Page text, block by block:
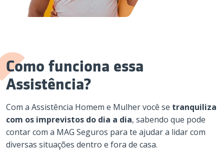
Como funciona essa
Assistência?
Com a Assistência Homem e Mulher você se tranquiliza
com os imprevistos do dia a dia, sabendo que pode
contar com a MAG Seguros para te ajudar a lidar com
diversas situações dentro e fora de casa.